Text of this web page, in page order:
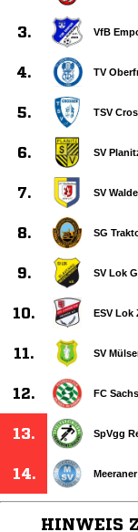
3. VfB
4. TV
5. TSV
6. SV
7. SV
8. SG
9. SV Lok
10. ESV Lok
11. SV
12. FC
13. SpVgg
14.
HINWEIS